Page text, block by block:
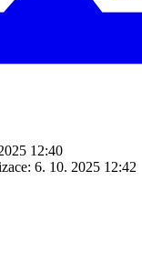
12:40
6. 10. 2025 12:42